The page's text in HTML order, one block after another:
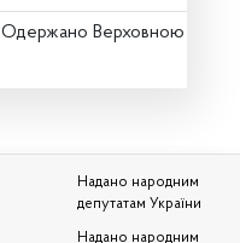
Одержано Верховною Радою
Надано народним
депутатам України
Надано народним